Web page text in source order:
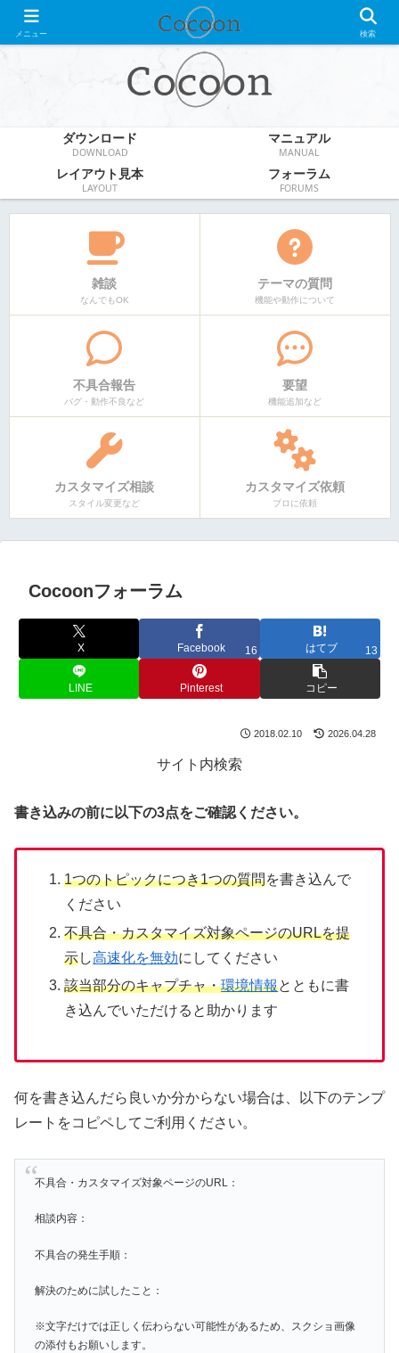
WordPress無料テーマ
ダウンロード
DOWNLOAD
マニュアル
MANUAL
レイアウト見本
LAYOUT
フォーラム
FORUMS
雑談
なんでもOK
テーマの質問
機能や動作について
不具合報告
バグ・動作不良など
要望
機能追加など
カスタマイズ相談
スタイル変更など
カスタマイズ依頼
プロに依頼
Cocoonフォーラム
X Facebook 16 はてブ 13
LINE Pinterest コピー
2018.02.10 2026.04.28
サイト内検索
書き込みの前に以下の3点をご確認ください。
1つのトピックにつき1つの質問を書き込んで
ください
不具合・カスタマイズ対象ページのURLを提
示し高速化を無効にしてください
該当部分のキャプチャ・環境情報とともに書
き込んでいただけると助かります
何を書き込んだら良いか分からない場合は、以下のテンプ
レートをコピペしてご利用ください。
不具合・カスタマイズ対象ページのURL：
相談内容：
不具合の発生手順：
解決のために試したこと：
※文字だけでは正しく伝わらない可能性があるため、スクショ画像
の添付もお願いします。
メニュー 検索